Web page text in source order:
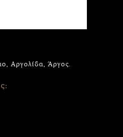
Αργολίδα, Άργος.